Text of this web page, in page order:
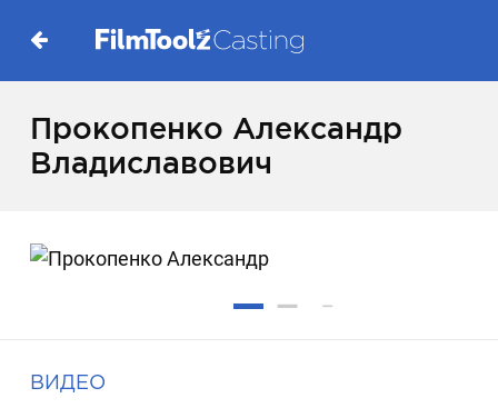
Прокопенко Александр
Владиславович
ВИДЕО